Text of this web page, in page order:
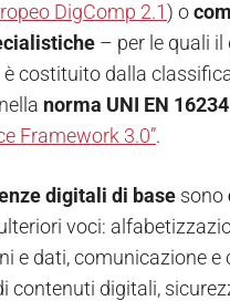
DigComp 2.1) o
– per le quali il
costituito dalla
norma UNI EN
Framework 3.0”.
digitali di base sono
voci:
e dati, comunicazione e
contenuti digitali,